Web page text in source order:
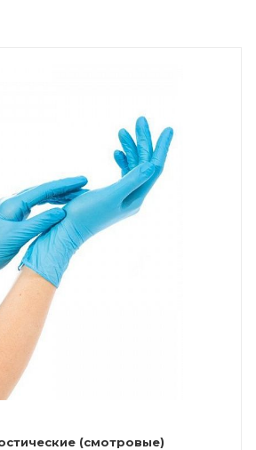
(смотровые)